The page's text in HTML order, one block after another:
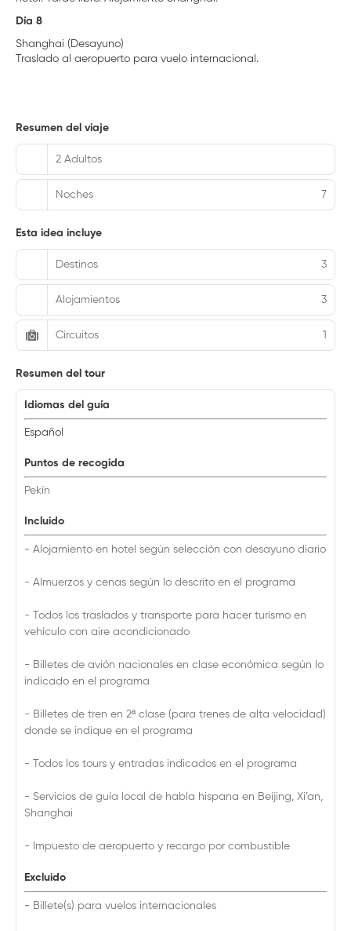
Día 8
Shanghai (Desayuno)
Traslado al aeropuerto para vuelo internacional.
Resumen del viaje
2 Adultos
Noches 7
Esta idea incluye
Destinos 3
Alojamientos 3
Circuitos 1
Resumen del tour
Idiomas del guía
Español
Puntos de recogida
Pekín
Incluido
- Alojamiento en hotel según selección con desayuno diario
- Almuerzos y cenas según lo descrito en el programa
- Todos los traslados y transporte para hacer turismo en
vehículo con aire acondicionado
- Billetes de avión nacionales en clase económica según lo
indicado en el programa
- Billetes de tren en 2ª clase (para trenes de alta velocidad)
donde se indique en el programa
- Todos los tours y entradas indicados en el programa
- Servicios de guía local de habla hispana en Beijing, Xi’an,
Shanghai
- Impuesto de aeropuerto y recargo por combustible
Excluido
- Billete(s) para vuelos internacionales